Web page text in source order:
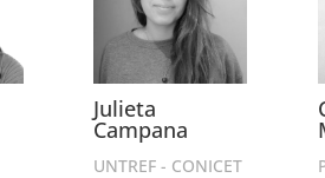
Julieta
Campana
UNTREF - CONICET